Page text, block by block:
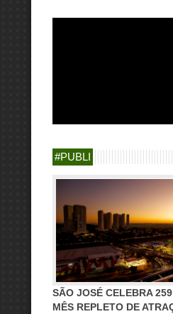
#PUBLI
SÃO JOSÉ CELEBRA
MÊS REPLETO DE